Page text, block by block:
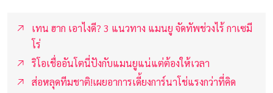
เทน ฮาก เอาไงดี? 3 แนวทาง แมนยู จัดทัพช่วงไร้ กาเซมี
โร่
ริโอเชื่ออันโตนี่ปังกับแมนยูแน่แต่ต้องให้เวลา
ส่อหลุดทีมชาติ!เผยอาการเดี้ยงการ์นาโช่แรงกว่าที่คิด